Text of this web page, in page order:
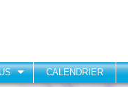
CALENDRIER